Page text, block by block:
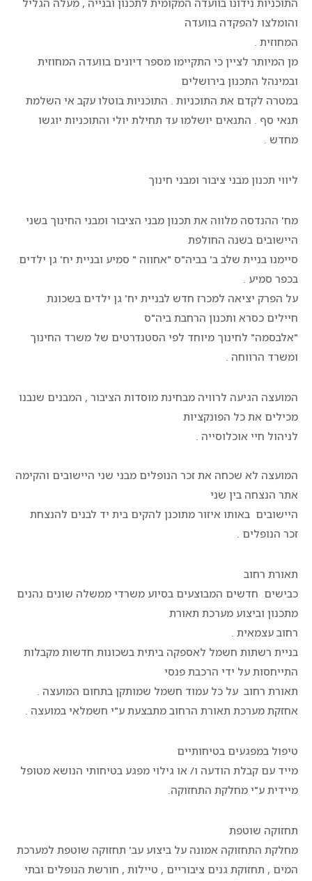
התוכניות נידונו בוועדה המקומית לתכנון ובנייה , מעלה הגליל
והומלצו להפקדה בוועדה
המחוזית .
מן המיותר לציין כי התקיימו מספר דיונים בוועדה המחוזית
ובמינהל התכנון בירושלים
במטרה לקדם את התוכניות . התוכניות בוטלו עקב אי השלמת
תנאי סף . התנאים יושלמו עד תחילת יולי והתוכניות יוגשו
מחדש .
ליווי תכנון מבני ציבור ומבני חינוך
מח' ההנדסה מלווה את תכנון מבני הציבור ומבני החינוך בשני
היישובים בשנה החולפת
סיימנו בניית שלב ב' בביה"ס "אחווה " סמיע ובניית יח' גן ילדים
בכפר סמיע .
על הפרק יציאה למכרז חדש לבניית יח' גן ילדים בשכונת
חיילים כסרא ותכנון הרחבת ביה"ס
"אלבסמה" לחינוך מיוחד לפי הסטנדרטים של משרד החינוך
ומשרד הרווחה .
המועצה הגיעה לרוויה מבחינת מוסדות הציבור , המבנים שנבנו
מכילים את כל הפונקציות
לניהול חיי אוכלוסייה .
המועצה לא שכחה את זכר הנופלים מבני שני היישובים והקימה
אתר הנצחה בין שני
היישובים באותו איזור מתוכנן להקים בית יד לבנים להנצחת
זכר הנופלים .
תאורת רחוב
כבישים חדשים המבוצעים בסיוע משרדי ממשלה שונים נהנים
מתכנון וביצוע מערכת תאורת
רחוב עצמאית .
בניית רשתות חשמל לאספקה ביתית בשכונות חדשות מקבלות
התייחסות על ידי הרכבת פנסי
תאורת רחוב על כל עמוד חשמל שמותקן בתחום המועצה .
אחזקת מערכת תאורת הרחוב מתבצעת ע"י חשמלאי במועצה .
טיפול במפגעים בטיחותיים
מייד עם קבלת הודעה ו/ או גילוי מפגע בטיחותי הנושא מטופל
מיידית ע"י מחלקת התחזוקה.
תחזוקה שוטפת
מחלקת התחזוקה אמונה על ביצוע עב' תחזוקה שוטפת למערכת
המים , תחזוקת גנים ציבוריים , טיילות , חורשת הנופלים ובתי